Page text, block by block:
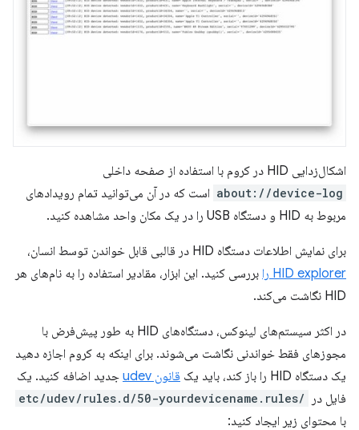
اشکال‌زدایی HID در کروم با استفاده از صفحه داخلی
about://device-log است که در آن می‌توانید تمام رویدادهای
مربوط به HID و دستگاه USB را در یک مکان واحد مشاهده کنید.
برای نمایش اطلاعات دستگاه HID در قالبی قابل خواندن توسط انسان،
HID explorer را
بررسی کنید. این ابزار، مقادیر استفاده را به نام‌های هر
HID نگاشت می‌کند.
در اکثر سیستم‌های لینوکس، دستگاه‌های HID به طور پیش‌فرض با
مجوزهای فقط خواندنی نگاشت می‌شوند. برای اینکه به کروم اجازه دهید
یک دستگاه HID را باز کند، باید یک
قانون udev
جدید اضافه کنید. یک
فایل در
/etc/udev/rules.d/50-yourdevicename.rules
با محتوای زیر ایجاد کنید: